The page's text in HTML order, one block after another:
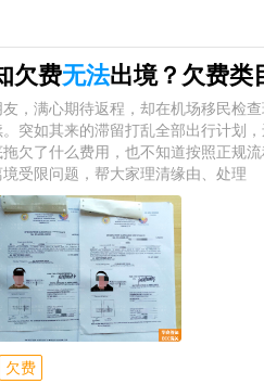
欠费无法出境？欠费类
，满心期待返程，却在机场移民检
突如其来的滞留打乱全部出行计划
欠了什么费用，也不知道按照正规
受限问题，帮大家理清缘由、处理
欠费